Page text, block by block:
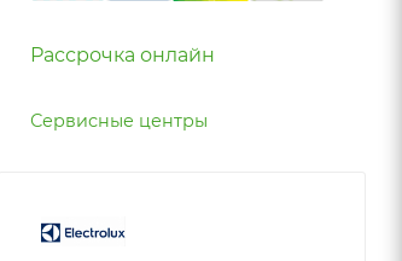
Рассрочка онлайн
Сервисные центры